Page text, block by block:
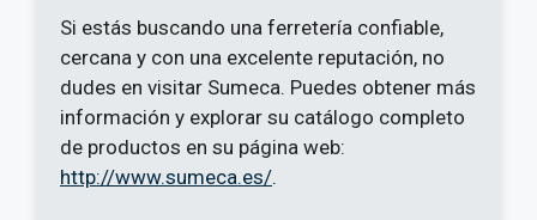
Si estás buscando una ferretería confiable,
cercana y con una excelente reputación, no
dudes en visitar Sumeca. Puedes obtener más
información y explorar su catálogo completo
de productos en su página web:
http://www.sumeca.es/.